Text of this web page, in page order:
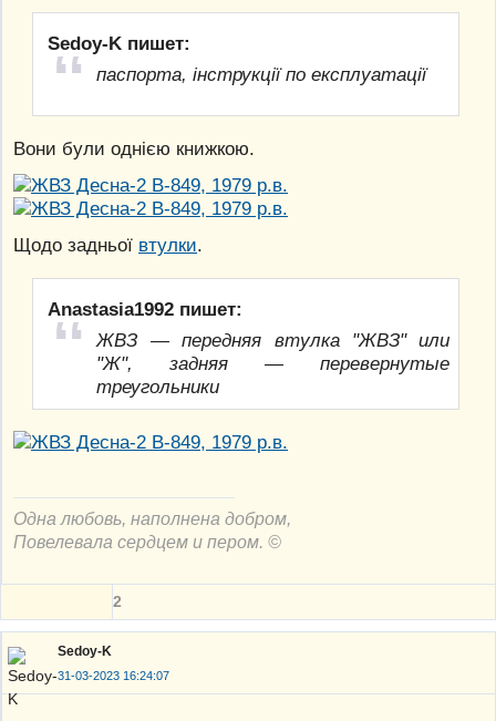
Sedoy-K пишет:
паспорта, інструкції по експлуатації
Вони були однією книжкою.
Щодо задньої втулки.
Anastasia1992 пишет:
ЖВЗ — передняя втулка "ЖВЗ" или
"Ж", задняя — перевернутые
треугольники
Одна любовь, наполнена добром,
Повелевала сердцем и пером. ©
2
Sedoy-K
31-03-2023 16:24:07